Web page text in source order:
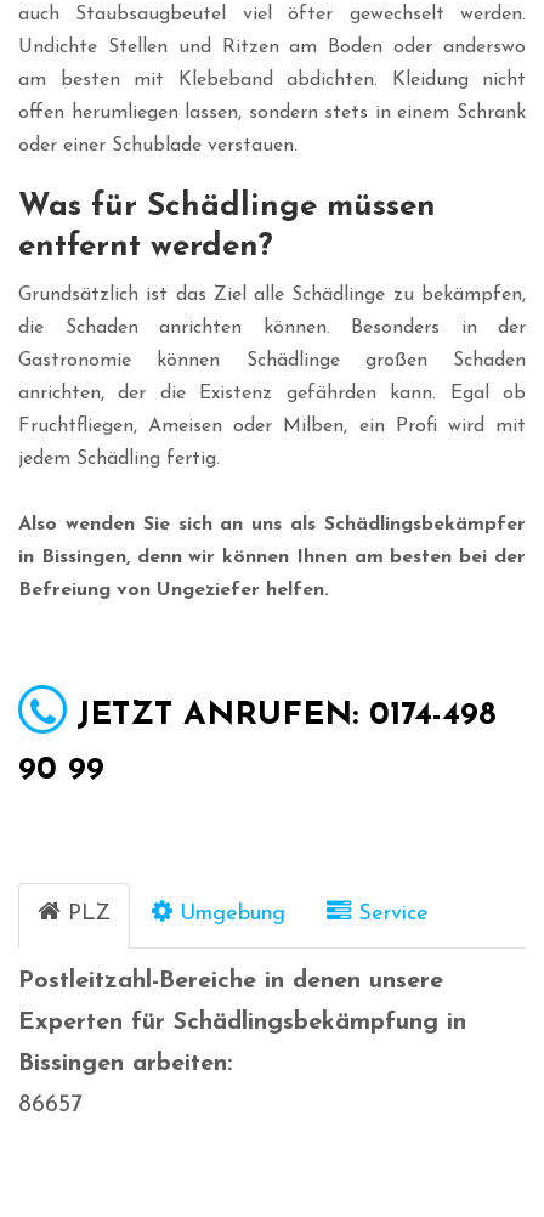
auch Staubsaugbeutel viel öfter gewechselt werden.
Undichte Stellen und Ritzen am Boden oder anderswo
am besten mit Klebeband abdichten. Kleidung nicht
offen herumliegen lassen, sondern stets in einem Schrank
oder einer Schublade verstauen.
Was für Schädlinge müssen
entfernt werden?
Grundsätzlich ist das Ziel alle Schädlinge zu bekämpfen,
die Schaden anrichten können. Besonders in der
Gastronomie können Schädlinge großen Schaden
anrichten, der die Existenz gefährden kann. Egal ob
Fruchtfliegen, Ameisen oder Milben, ein Profi wird mit
jedem Schädling fertig.
Also wenden Sie sich an uns als Schädlingsbekämpfer
in Bissingen, denn wir können Ihnen am besten bei der
Befreiung von Ungeziefer helfen.
JETZT ANRUFEN: 0174-498
90 99
PLZ Umgebung Service
Postleitzahl-Bereiche in denen unsere
Experten für Schädlingsbekämpfung in
Bissingen arbeiten:
86657